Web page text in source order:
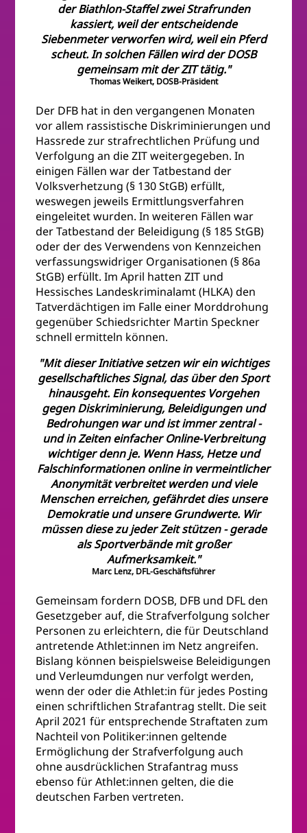
der Biathlon-Staffel zwei Strafrunden
kassiert, weil der entscheidende
Siebenmeter verworfen wird, weil ein Pferd
scheut. In solchen Fällen wird der DOSB
gemeinsam mit der ZIT tätig."
Thomas Weikert, DOSB-Präsident
Der DFB hat in den vergangenen Monaten
vor allem rassistische Diskriminierungen und
Hassrede zur strafrechtlichen Prüfung und
Verfolgung an die ZIT weitergegeben. In
einigen Fällen war der Tatbestand der
Volksverhetzung (§ 130 StGB) erfüllt,
weswegen jeweils Ermittlungsverfahren
eingeleitet wurden. In weiteren Fällen war
der Tatbestand der Beleidigung (§ 185 StGB)
oder der des Verwendens von Kennzeichen
verfassungswidriger Organisationen (§ 86a
StGB) erfüllt. Im April hatten ZIT und
Hessisches Landeskriminalamt (HLKA) den
Tatverdächtigen im Falle einer Morddrohung
gegenüber Schiedsrichter Martin Speckner
schnell ermitteln können.
"Mit dieser Initiative setzen wir ein wichtiges
gesellschaftliches Signal, das über den Sport
hinausgeht. Ein konsequentes Vorgehen
gegen Diskriminierung, Beleidigungen und
Bedrohungen war und ist immer zentral -
und in Zeiten einfacher Online-Verbreitung
wichtiger denn je. Wenn Hass, Hetze und
Falschinformationen online in vermeintlicher
Anonymität verbreitet werden und viele
Menschen erreichen, gefährdet dies unsere
Demokratie und unsere Grundwerte. Wir
müssen diese zu jeder Zeit stützen - gerade
als Sportverbände mit großer
Aufmerksamkeit."
Marc Lenz, DFL-Geschäftsführer
Gemeinsam fordern DOSB, DFB und DFL den
Gesetzgeber auf, die Strafverfolgung solcher
Personen zu erleichtern, die für Deutschland
antretende Athlet:innen im Netz angreifen.
Bislang können beispielsweise Beleidigungen
und Verleumdungen nur verfolgt werden,
wenn der oder die Athlet:in für jedes Posting
einen schriftlichen Strafantrag stellt. Die seit
April 2021 für entsprechende Straftaten zum
Nachteil von Politiker:innen geltende
Ermöglichung der Strafverfolgung auch
ohne ausdrücklichen Strafantrag muss
ebenso für Athlet:innen gelten, die die
deutschen Farben vertreten.